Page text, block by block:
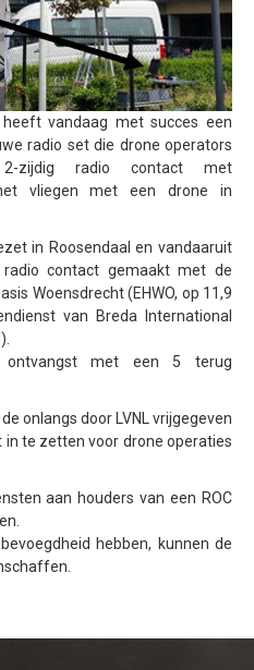
vandaag met succes een
radio set die drone operators
zijdig radio contact met
vliegen met een drone in
in Roosendaal en vandaaruit
contact gemaakt met de
Woensdrecht (EHWO, op 11,9
van Breda International
met een 5 terug
onlangs door LVNL vrijgegeven
te zetten voor drone operaties
aan houders van een ROC
hebben, kunnen de